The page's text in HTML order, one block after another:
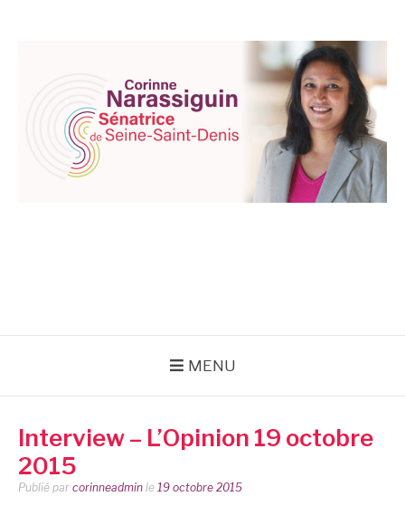
MENU
Interview – L’Opinion 19 octobre
2015
Publié par corinneadmin le 19 octobre 2015